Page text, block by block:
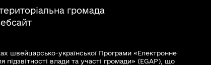
громада
швейцарсько-української Програми «Електронне
підзвітності влади та участі громади» (EGAP), що